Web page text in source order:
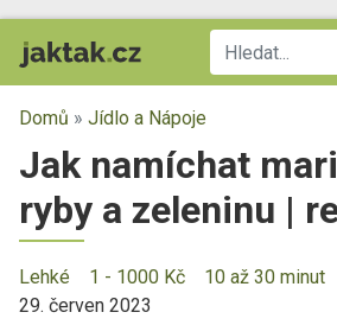
Domů » Jídlo a Nápoje
Jak namíchat
ryby a zeleninu |
Lehké 1 - 1000 Kč
10 až 30 minut
29. červen 2023